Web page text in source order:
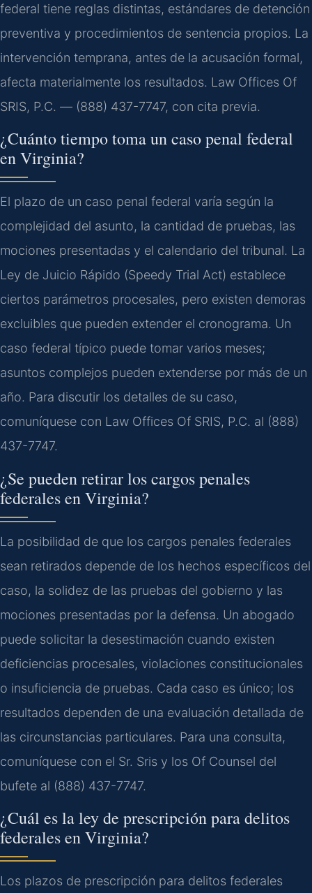
federal tiene reglas distintas, estándares de detención
preventiva y procedimientos de sentencia propios. La
intervención temprana, antes de la acusación formal,
afecta materialmente los resultados. Law Offices Of
SRIS, P.C. — (888) 437-7747, con cita previa.
¿Cuánto tiempo toma un caso penal federal
en Virginia?
El plazo de un caso penal federal varía según la
complejidad del asunto, la cantidad de pruebas, las
mociones presentadas y el calendario del tribunal. La
Ley de Juicio Rápido (Speedy Trial Act) establece
ciertos parámetros procesales, pero existen demoras
excluibles que pueden extender el cronograma. Un
caso federal típico puede tomar varios meses;
asuntos complejos pueden extenderse por más de un
año. Para discutir los detalles de su caso,
comuníquese con Law Offices Of SRIS, P.C. al (888)
437-7747.
¿Se pueden retirar los cargos penales
federales en Virginia?
La posibilidad de que los cargos penales federales
sean retirados depende de los hechos específicos del
caso, la solidez de las pruebas del gobierno y las
mociones presentadas por la defensa. Un abogado
puede solicitar la desestimación cuando existen
deficiencias procesales, violaciones constitucionales
o insuficiencia de pruebas. Cada caso es único; los
resultados dependen de una evaluación detallada de
las circunstancias particulares. Para una consulta,
comuníquese con el Sr. Sris y los Of Counsel del
bufete al (888) 437-7747.
¿Cuál es la ley de prescripción para delitos
federales en Virginia?
Los plazos de prescripción para delitos federales